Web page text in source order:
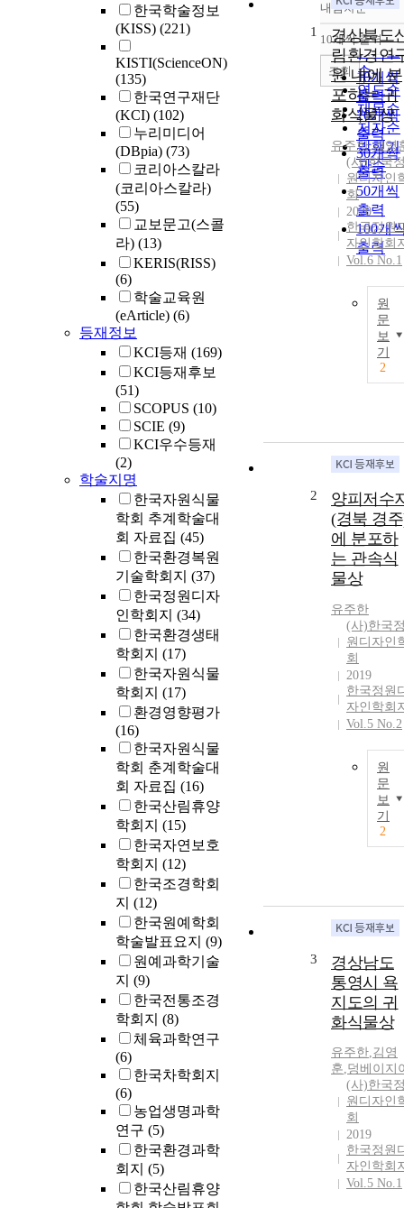
한국학술정보
(KISS) (221)
KISTI(ScienceON)
(135)
한국연구재단
(KCI) (102)
누리미디어
(DBpia) (73)
코리아스칼라
(코리아스칼라)
(55)
교보문고(스콜
라) (13)
KERIS(RISS)
(6)
학술교육원
(eArticle) (6)
등재정보
KCI등재 (169)
KCI등재후보
(51)
SCOPUS (10)
SCIE (9)
KCI우수등재
(2)
학술지명
한국자원식물
학회 추계학술대
회 자료집 (45)
한국환경복원
기술학회지 (37)
한국정원디자
인학회지 (34)
한국환경생태
학회지 (17)
한국자원식물
학회지 (17)
환경영향평가
(16)
한국자원식물
학회 춘계학술대
회 자료집 (16)
한국산림휴양
학회지 (15)
한국자연보호
학회지 (12)
한국조경학회
지 (12)
한국원예학회
학술발표요지 (9)
원예과학기술
지 (9)
한국전통조경
학회지 (8)
체육과학연구
(6)
한국차학회지
(6)
농업생명과학
연구 (5)
한국환경과학
회지 (5)
한국산림휴양
정확도
순
인기도
순
연도순
제목순
저자순
발행기
관순
내림차순
내림차
10개씩 출력
10개씩
출력
20개씩
출력
30개씩
출력
50개씩
출력
100개
출력
조회
1
경상북도
림환경연
원 내에 분
포하는 귀
화식물상
유주한,김영
(사)한국
원디자인
회
2020
한국정원
자인학회
Vol.6 No.1
원
문
보
기
2
2
양피저수
(경북 경
에 분포하
는 관속식
물상
유주한
(사)한국
원디자인
회
2019
한국정원
자인학회
Vol.5 No.2
원
문
보
기
2
3
경상남도
통영시 욕
지도의 귀
화식물상
유주한,김영
훈,덩베이지
(사)한국
원디자인
회
2019
한국정원
자인학회
Vol.5 No.1